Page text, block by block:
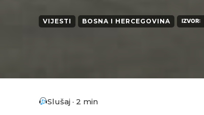
VIJESTI BOSNA I HERCEGOVINA IZVOR:
Slušaj · 2 min